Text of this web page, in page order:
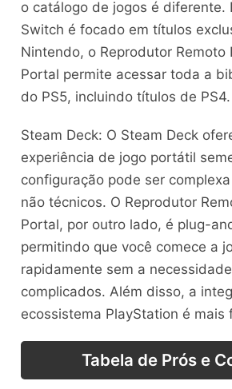
o catálogo de jogos é diferente.
Switch é focado em títulos
Nintendo, o Reprodutor Remoto
Portal permite acessar toda a
do PS5, incluindo títulos de PS4.
Steam Deck: O Steam Deck
experiência de jogo portátil
configuração pode ser
não técnicos. O Reprodutor
Portal, por outro lado, é plug-
permitindo que você comece a
rapidamente sem a
complicados. Além disso, a
ecossistema PlayStation é mais
Tabela de Prós e